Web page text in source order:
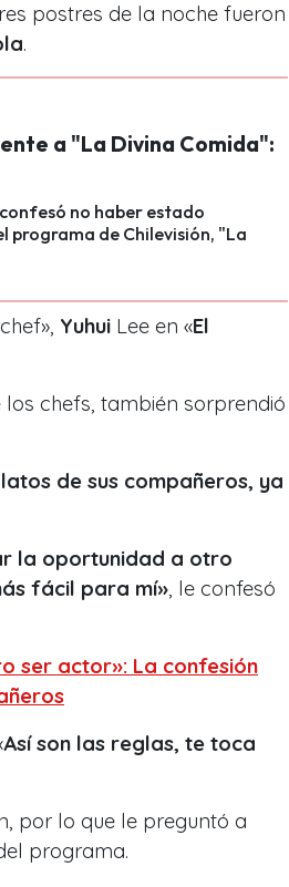
postres de la noche fueron
.
a "La Divina Comida":
no haber estado
programa de Chilevisión, "La
Yuhui Lee en «El
chefs, también sorprendió
de sus compañeros, ya
la oportunidad a otro
fácil para mí», le confesó
ser actor»: La confesión
Así son las reglas, te toca
por lo que le preguntó a
programa.